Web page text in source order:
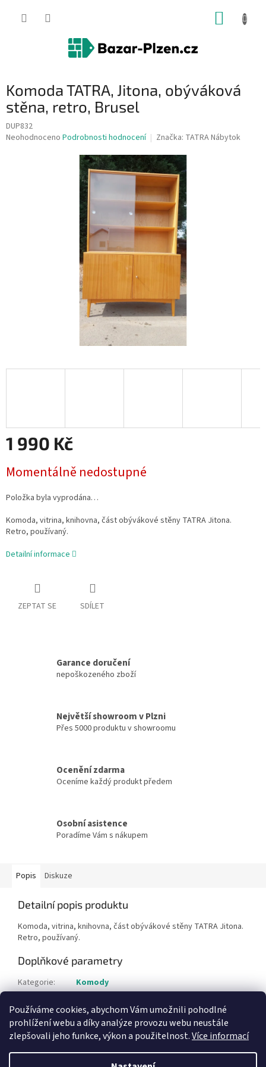
Používáme cookies, abychom Vám umožnili pohodlné
prohlížení webu a díky analýze provozu webu neustále
zlepšovali jeho funkce, výkon a použitelnost.Více informací
Komoda TATRA, Jitona, obýváková
stěna, retro, Brusel
DUP832
Průměrné
Neohodnoceno Podrobnosti hodnocení Značka: TATRA Nábytok
1 990 Kč
cena:
Momentálně nedostupné
Položka byla vyprodána…
Komoda, vitrina, knihovna, část obývákové stěny TATRA Jitona.
Retro, používaný.
Detailní informace
ZEPTAT SE SDÍLET
Garance doručení
nepoškozeného zboží
Největší showroom v Plzni
Přes 5000 produktu v showroomu
Ocenění zdarma
Oceníme každý produkt předem
Osobní asistence
Poradíme Vám s nákupem
Popis Diskuze
Detailní popis produktu
Komoda, vitrina, knihovna, část obývákové stěny TATRA Jitona.
Retro, používaný.
Doplňkové parametry
Kategorie:
Komody
Položka byla vyprodána…